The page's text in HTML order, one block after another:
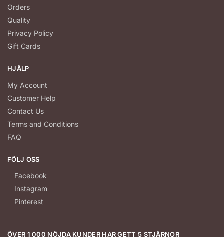
Orders
Quality
Privacy Policy
Gift Cards
HJÄLP
My Account
Customer Help
Contact Us
Terms and Conditions
FAQ
FÖLJ OSS
Facebook
Instagram
Pinterest
ÖVER 1 000 NÖJDA KUNDER HAR GETT 5 STJÄRNOR